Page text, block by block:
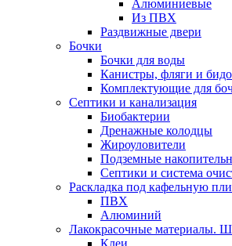
Алюминиевые
Из ПВХ
Раздвижные двери
Бочки
Бочки для воды
Канистры, фляги и
Комплектующие для
Септики и канализация
Биобактерии
Дренажные колодцы
Жироуловители
Подземные
Септики и система
Раскладка под кафельную
ПВХ
Алюминий
Лакокрасочные материалы.
Клеи